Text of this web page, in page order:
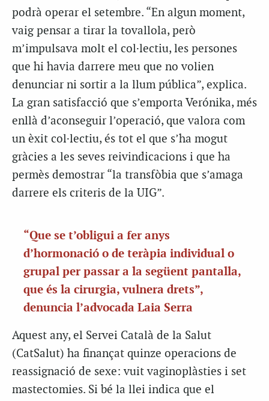
podrà operar el setembre. “En algun moment,
vaig pensar a tirar la tovallola, però
m’impulsava molt el col·lectiu, les persones
que hi havia darrere meu que no volien
denunciar ni sortir a la llum pública”, explica.
La gran satisfacció que s’emporta Verónika, més
enllà d’aconseguir l’operació, que valora com
un èxit col·lectiu, és tot el que s’ha mogut
gràcies a les seves reivindicacions i que ha
permès demostrar “la transfòbia que s’amaga
darrere els criteris de la UIG”.
“Que se t’obligui a fer anys
d’hormonació o de teràpia individual o
grupal per passar a la següent pantalla,
que és la cirurgia, vulnera drets”,
denuncia l’advocada Laia Serra
Aquest any, el Servei Català de la Salut
(CatSalut) ha finançat quinze operacions de
reassignació de sexe: vuit vaginoplàsties i set
mastectomies. Si bé la llei indica que el